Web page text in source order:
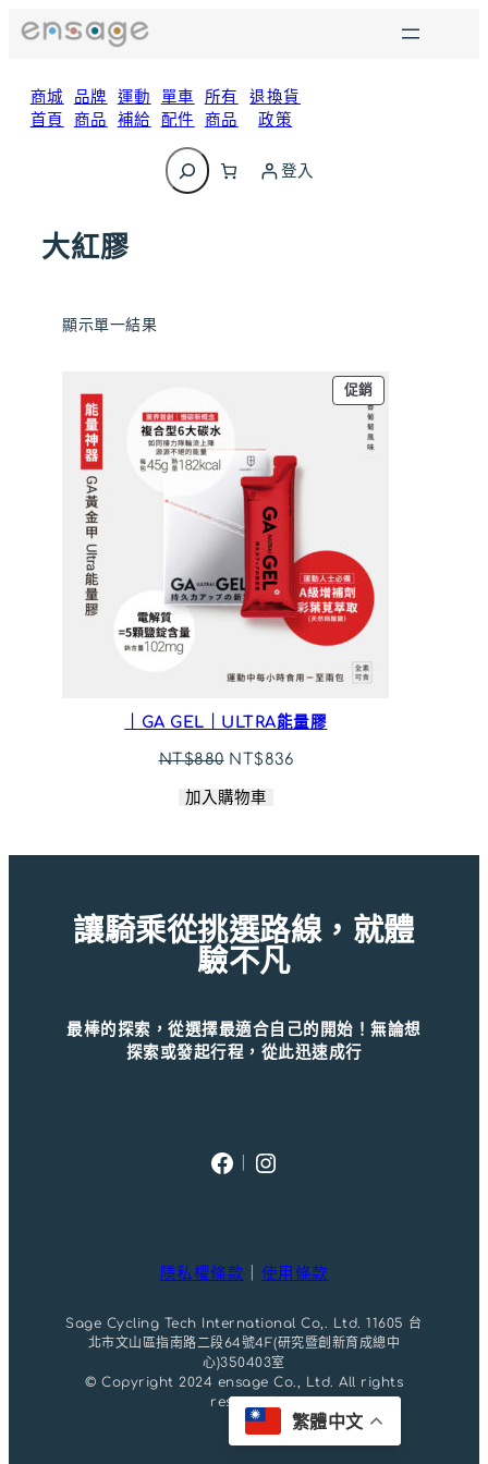
至
商城
首頁
品牌
商品
運動
補給
單車
配件
所有
商品
退換貨
政策
搜
尋
登入
大紅膠
顯示單一結果
促銷特
價
商
品
｜GA GEL｜ULTRA能量膠
NT$880 原
價
NT$836目
加入購物車
讓騎乘從挑選路線，就體
驗不凡
最棒的探索，從選擇最適合自己的開始！無論想
探索或發起行程，從此迅速成行
Facebook
Instagram
隱私權條款 使用條款
Sage Cycling Tech International Co,. Ltd. 11605 台
北市文山區指南路二段64號4F(研究暨創新育成總中
心)350403室
© Copyright 2024 ensage Co., Ltd. All rights
reserved.
繁體中文